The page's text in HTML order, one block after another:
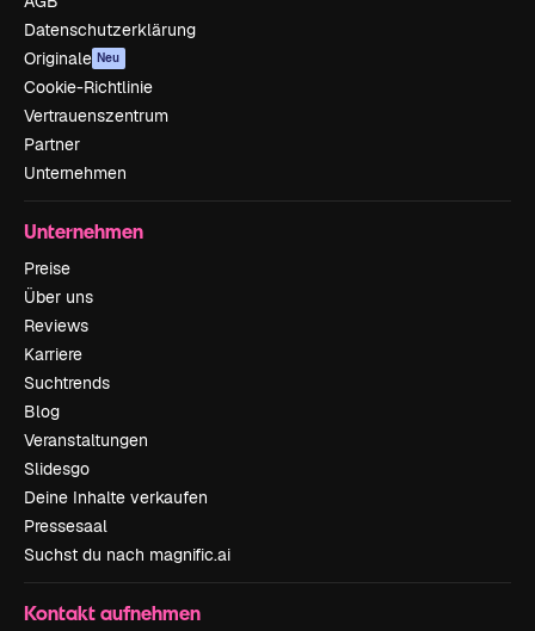
Datenschutzerklärung
Originale Neu
Cookie-Richtlinie
Vertrauenszentrum
Partner
Unternehmen
Unternehmen
Preise
Über uns
Reviews
Karriere
Suchtrends
Blog
Veranstaltungen
Slidesgo
Deine Inhalte verkaufen
Pressesaal
Suchst du nach magnific.ai
Kontakt aufnehmen